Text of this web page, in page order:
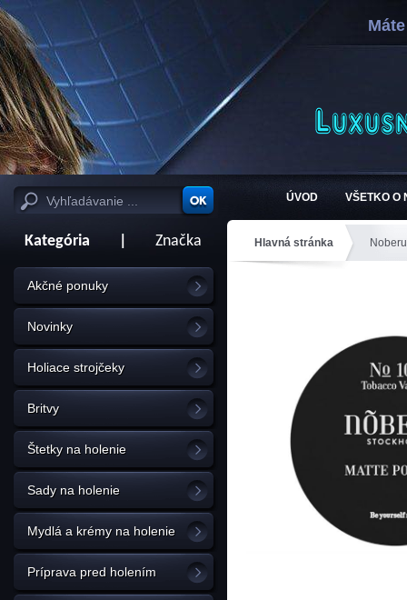
ÚVOD VŠETKO O
Kategória Značka
Akčné ponuky
Novinky
Holiace strojčeky
Britvy
Štetky na holenie
Sady na holenie
Mydlá a krémy na holenie
Príprava pred holením
Hlavná stránka Noberu